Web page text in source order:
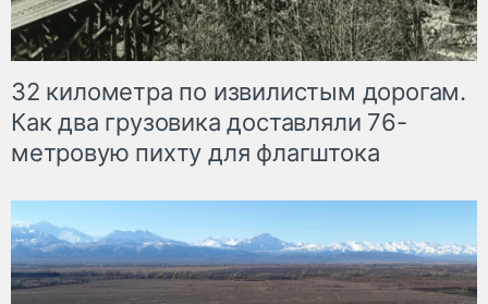
32 километра по извилистым дорогам.
Как два грузовика доставляли 76-
метровую пихту для флагштока